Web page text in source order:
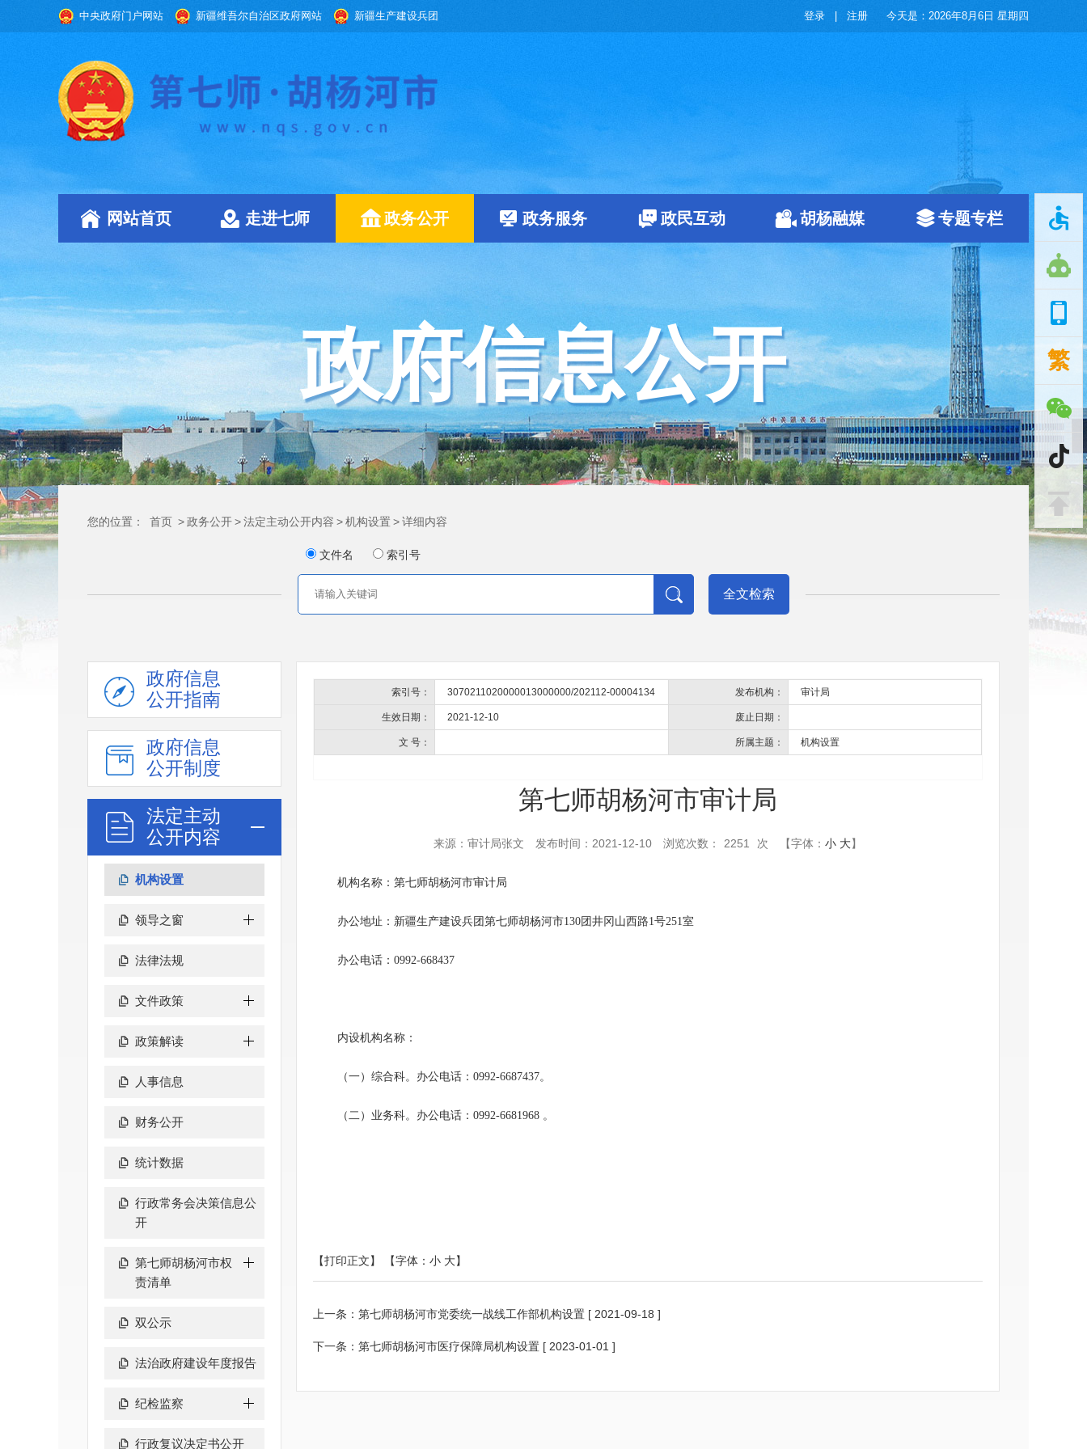
中央政府门户网站 新疆维吾尔自治区政府网站 新疆生产建设兵团 登录 注册 今天是： 2026年8月6日 星期四
网站首页 走进七师 政务公开 政务服务 政民互动 胡杨融媒 专题专栏
政府信息公开
您的位置： 首页 >政务公开>法定主动公开内容 >机构设置 >详细内容
文件名 索引号
全文检索
政府信息
公开指南
政府信息
公开制度
法定主动
公开内容
机构设置
领导之窗
法律法规
文件政策
政策解读
人事信息
财务公开
统计数据
行政常务会决策信息公
开
第七师胡杨河市权
责清单
双公示
法治政府建设年度报告
纪检监察
行政复议决定书公开
索引号： 3070211020000013000000/202112-00004134 发布机构： 审计局
生效日期： 2021-12-10 废止日期：
文 号： 所属主题： 机构设置
第七师胡杨河市审计局
来源：审计局张文 发布时间：2021-12-10 浏览次数： 2251 次 【字体： 小 大】
机构名称：第七师胡杨河市审计局
办公地址：新疆生产建设兵团第七师胡杨河市130团井冈山西路1号251室
办公电话：0992-668437
内设机构名称：
（一）综合科。办公电话：0992-6687437。
（二）业务科。办公电话：0992-6681968 。
【打印正文】 【字体： 小 大】
上一条： 第七师胡杨河市党委统一战线工作部机构设置 [ 2021-09-18 ]
下一条： 第七师胡杨河市医疗保障局机构设置 [ 2023-01-01 ]
繁